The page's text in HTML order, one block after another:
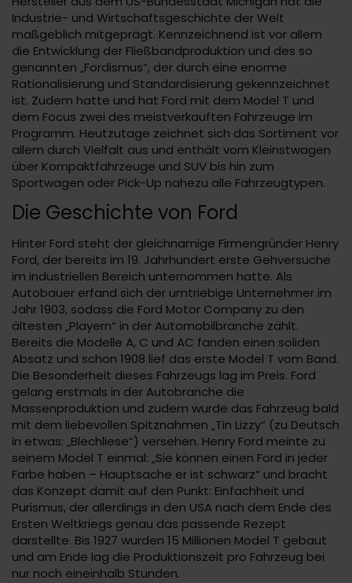
Industrie- und Wirtschaftsgeschichte der Welt
maßgeblich mitgeprägt. Kennzeichnend ist vor allem
die Entwicklung der Fließbandproduktion und des so
genannten „Fordismus“, der durch eine enorme
Rationalisierung und Standardisierung gekennzeichnet
ist. Zudem hatte und hat Ford mit dem Model T und
dem Focus zwei des meistverkauften Fahrzeuge im
Programm. Heutzutage zeichnet sich das Sortiment vor
allem durch Vielfalt aus und enthält vom Kleinstwagen
über Kompaktfahrzeuge und SUV bis hin zum
Sportwagen oder Pick-Up nahezu alle Fahrzeugtypen.
Die Geschichte von Ford
Hinter Ford steht der gleichnamige Firmengründer Henry
Ford, der bereits im 19. Jahrhundert erste Gehversuche
im industriellen Bereich unternommen hatte. Als
Autobauer erfand sich der umtriebige Unternehmer im
Jahr 1903, sodass die Ford Motor Company zu den
ältesten „Playern“ in der Automobilbranche zählt.
Bereits die Modelle A, C und AC fanden einen soliden
Absatz und schon 1908 lief das erste Model T vom Band.
Die Besonderheit dieses Fahrzeugs lag im Preis. Ford
gelang erstmals in der Autobranche die
Massenproduktion und zudem wurde das Fahrzeug bald
mit dem liebevollen Spitznahmen „Tin Lizzy“ (zu Deutsch
in etwas: „Blechliese“) versehen. Henry Ford meinte zu
seinem Model T einmal: „Sie können einen Ford in jeder
Farbe haben – Hauptsache er ist schwarz“ und bracht
das Konzept damit auf den Punkt: Einfachheit und
Purismus, der allerdings in den USA nach dem Ende des
Ersten Weltkriegs genau das passende Rezept
darstellte. Bis 1927 wurden 15 Millionen Model T gebaut
und am Ende lag die Produktionszeit pro Fahrzeug bei
nur noch eineinhalb Stunden.